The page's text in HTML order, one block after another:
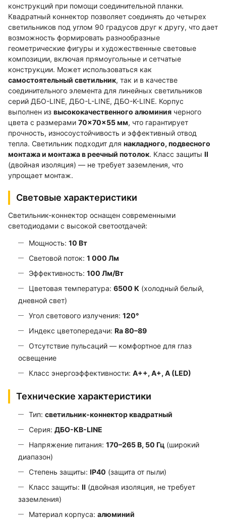
конструкций при помощи соединительной планки.
Квадратный коннектор позволяет соединять до четырех
светильников под углом 90 градусов друг к другу, что дает
возможность формировать разнообразные
геометрические фигуры и художественные световые
композиции, включая прямоугольные и сетчатые
конструкции. Может использоваться как
самостоятельный светильник, так и в качестве
соединительного элемента для линейных светильников
серий ДБО-LINE, ДБО-L-LINE, ДБО-K-LINE. Корпус
выполнен из высококачественного алюминия черного
цвета с размерами 70×70×55 мм, что гарантирует
прочность, износоустойчивость и эффективный отвод
тепла. Светильник подходит для накладного, подвесного
монтажа и монтажа в реечный потолок. Класс защиты II
(двойная изоляция) — не требует заземления, что
упрощает монтаж.
Световые характеристики
Светильник-коннектор оснащен современными
светодиодами с высокой светоотдачей:
Мощность: 10 Вт
Световой поток: 1 000 Лм
Эффективность: 100 Лм/Вт
Цветовая температура: 6500 К (холодный белый,
дневной свет)
Угол светового излучения: 120°
Индекс цветопередачи: Ra 80–89
Отсутствие пульсаций — комфортное для глаз
освещение
Класс энергоэффективности: A++, A+, A (LED)
Технические характеристики
Тип: светильник-коннектор квадратный
Серия: ДБО-КВ-LINE
Напряжение питания: 170–265 В, 50 Гц (широкий
диапазон)
Степень защиты: IP40 (защита от пыли)
Класс защиты: II (двойная изоляция, не требует
заземления)
Материал корпуса: алюминий